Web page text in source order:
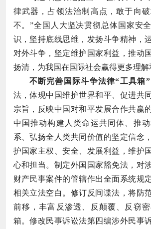
律武器，占领法治制高点，敢于向
不。”全国人大坚决贯彻总体国家安
识，坚持底线思维，发扬斗争精神，
对外斗争，坚定维护国家利益，推动
扬清，为我国在国际社会赢得更多理解
不断完善国际斗争法律“工具箱
法，体现中国维护世界和平、促进共
宗旨，反映中国对和平发展合作共赢
中国推动构建人类命运共同体、推
系、弘扬全人类共同价值的坚定信念
护国家主权、安全、发展利益，维护
心和担当。制定外国国家豁免法，对
财产民事案件的管辖作出全面系统规
相关立法空白。修订反间谍法，将防
前移，丰富反渗透、反颠覆、反窃
箱。修改民事诉讼法第四编涉外民事